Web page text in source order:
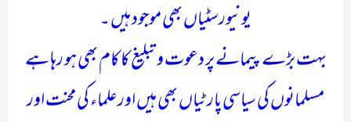
یونیورسٹیاں بھی موجود ہیں ۔
بہت بڑے پیمانے پر دعوت و تبلیغ کا کام بھی ہو رہا ہے
مسلمانوں کی سیاسی پارٹیاں بھی ہیں اور علماء کی محنت اور